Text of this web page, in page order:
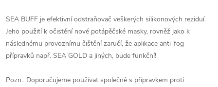
SEA BUFF je efektivní odstraňovač veškerých silikonových reziduí.
Jeho použití k očistění nové potápěčské masky, rovněž jako k
následnému provoznímu čištění zaručí, že aplikace anti-fog
přípravků např. SEA GOLD a jiných, bude funkční!
Pozn.: Doporučujeme používat společně s přípravkem proti